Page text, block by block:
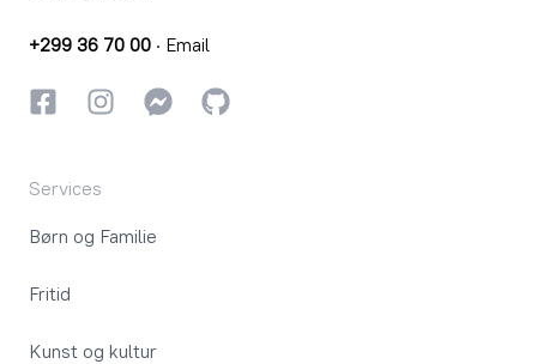
+299 36 70 00 · Email
FacebookInstagramInstagram
GitHub
Services
Børn og Familie
Fritid
Kunst og kultur